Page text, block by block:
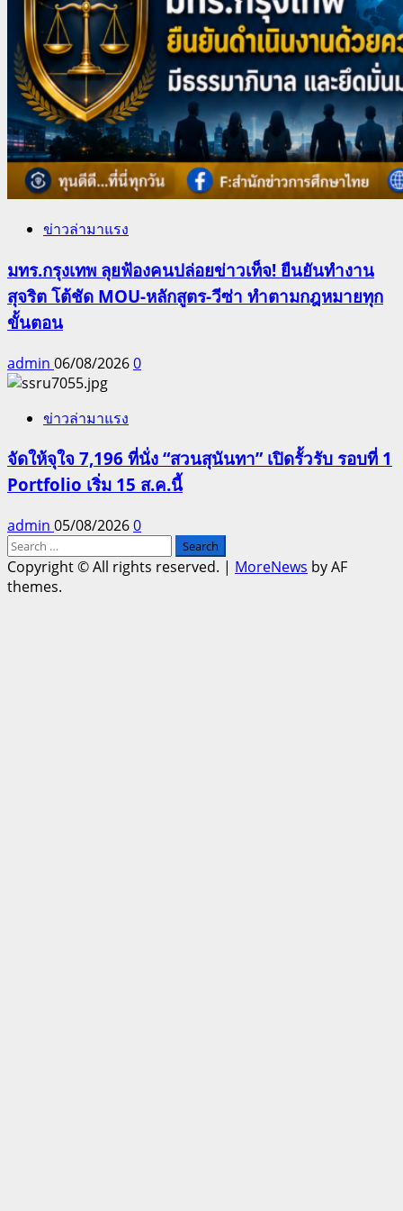
ข่าวล่ามาแรง
มทร.กรุงเทพ ลุยฟ้องคนปล่อยข่าวเท็จ! ยืนยันทำงาน
สุจริต โต้ชัด MOU-หลักสูตร-วีซ่า ทำตามกฎหมายทุก
ขั้นตอน
admin 06/08/20260
ข่าวล่ามาแรง
จัดให้จุใจ 7,196 ที่นั่ง “สวนสุนันทา” เปิดรั้วรับ รอบที่ 1
Portfolio เริ่ม 15 ส.ค.นี้
admin 05/08/20260
Search
for:
Copyright © All rights reserved. | MoreNews by AF
themes.